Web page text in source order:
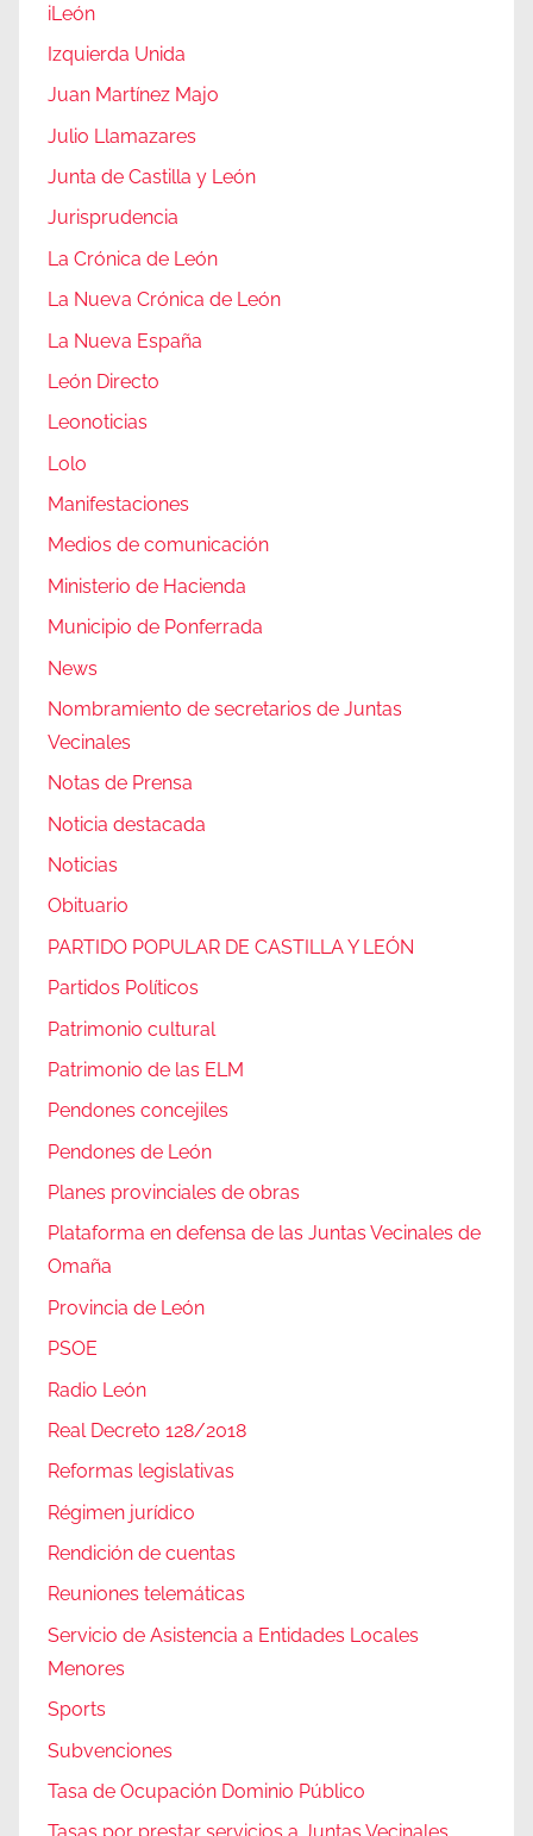
iLeón
Izquierda Unida
Juan Martínez Majo
Julio Llamazares
Junta de Castilla y León
Jurisprudencia
La Crónica de León
La Nueva Crónica de León
La Nueva España
León Directo
Leonoticias
Lolo
Manifestaciones
Medios de comunicación
Ministerio de Hacienda
Municipio de Ponferrada
News
Nombramiento de secretarios de Juntas
Vecinales
Notas de Prensa
Noticia destacada
Noticias
Obituario
PARTIDO POPULAR DE CASTILLA Y LEÓN
Partidos Políticos
Patrimonio cultural
Patrimonio de las ELM
Pendones concejiles
Pendones de León
Planes provinciales de obras
Plataforma en defensa de las Juntas Vecinales de
Omaña
Provincia de León
PSOE
Radio León
Real Decreto 128/2018
Reformas legislativas
Régimen jurídico
Rendición de cuentas
Reuniones telemáticas
Servicio de Asistencia a Entidades Locales
Menores
Sports
Subvenciones
Tasa de Ocupación Dominio Público